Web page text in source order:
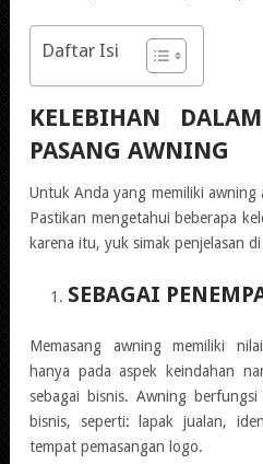
Daftar Isi
KELEBIHAN
PASANG AWNING
Untuk Anda yang memiliki awning
Pastikan mengetahui beberapa
karena itu, yuk simak penjelasan
SEBAGAI
Memasang awning memiliki
hanya pada aspek keindahan
sebagai bisnis. Awning
bisnis, seperti: lapak jualan,
tempat pemasangan logo.